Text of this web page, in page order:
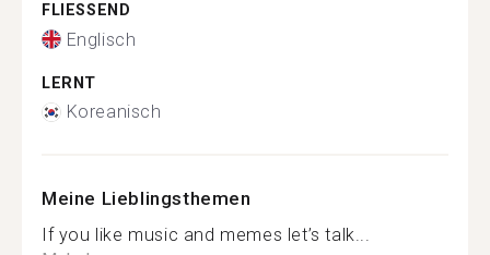
FLIESSEND
Englisch
LERNT
Koreanisch
Meine Lieblingsthemen
If you like music and memes let’s talk...